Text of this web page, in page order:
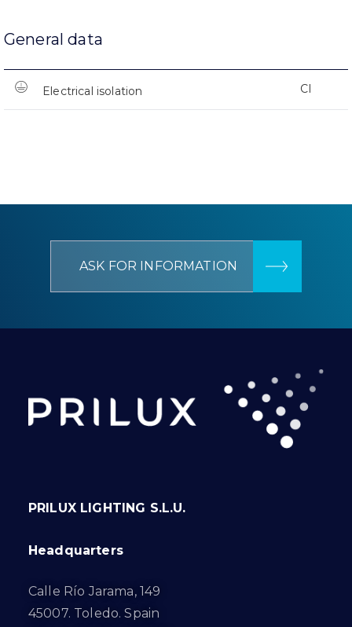
General data
Electrical isolation CI
ASK FOR INFORMATION
PRILUX LIGHTING S.L.U.
Headquarters
Calle Río Jarama, 149
45007. Toledo. Spain